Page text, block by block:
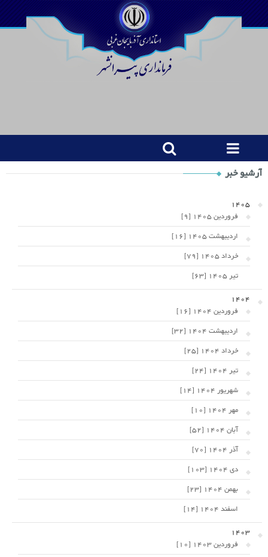
Shop
Category
Widget
آرشیو خبر
1405
فروردین 1405 [9]
اردیبهشت 1405 [16]
خرداد 1405 [79]
تیر 1405 [63]
1404
فروردین 1404 [16]
اردیبهشت 1404 [32]
خرداد 1404 [25]
تیر 1404 [24]
شهریور 1404 [14]
مهر 1404 [10]
آبان 1404 [52]
آذر 1404 [70]
دی 1404 [103]
بهمن 1404 [23]
اسفند 1404 [14]
1403
فروردین 1403 [10]